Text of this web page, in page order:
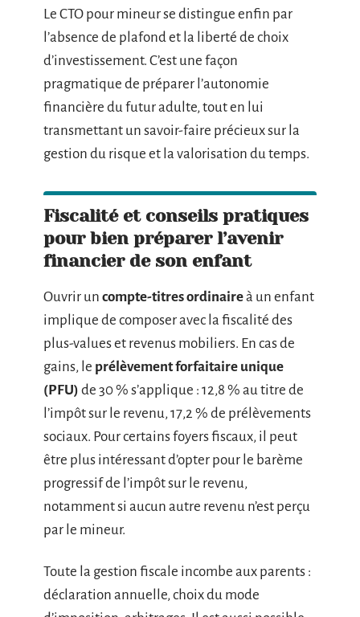
Le CTO pour mineur se distingue enfin par
l’absence de plafond et la liberté de choix
d’investissement. C’est une façon
pragmatique de préparer l’autonomie
financière du futur adulte, tout en lui
transmettant un savoir-faire précieux sur la
gestion du risque et la valorisation du temps.
Fiscalité et conseils pratiques
pour bien préparer l’avenir
financier de son enfant
Ouvrir un compte-titres ordinaireà un enfant
implique de composer avec la fiscalité des
plus-values et revenus mobiliers. En cas de
gains, le prélèvement forfaitaire unique
(PFU) de 30 % s’applique : 12,8 % au titre de
l’impôt sur le revenu, 17,2 % de prélèvements
sociaux. Pour certains foyers fiscaux, il peut
être plus intéressant d’opter pour le barème
progressif de l’impôt sur le revenu,
notamment si aucun autre revenu n’est perçu
par le mineur.
Toute la gestion fiscale incombe aux parents :
déclaration annuelle, choix du mode